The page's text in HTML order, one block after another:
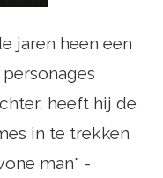
jaren heen een
heeft hij de
in te trekken
man" -